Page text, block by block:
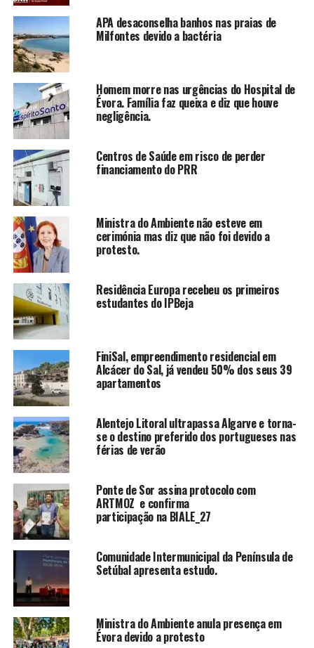
APA desaconselha banhos nas praias de
Milfontes devido a bactéria
Homem morre nas urgências do Hospital de
Évora. Família faz queixa e diz que houve
negligência.
Centros de Saúde em risco de perder
financiamento do PRR
Ministra do Ambiente não esteve em
cerimónia mas diz que não foi devido a
protesto.
Residência Europa recebeu os primeiros
estudantes do IPBeja
FiniSal, empreendimento residencial em
Alcácer do Sal, já vendeu 50% dos seus 39
apartamentos
Alentejo Litoral ultrapassa Algarve e torna-
se o destino preferido dos portugueses nas
férias de verão
Ponte de Sor assina protocolo com
ARTMOZ e confirma
participação na BIALE_27
Comunidade Intermunicipal da Península de
Setúbal apresenta estudo.
Ministra do Ambiente anula presença em
Évora devido a protesto